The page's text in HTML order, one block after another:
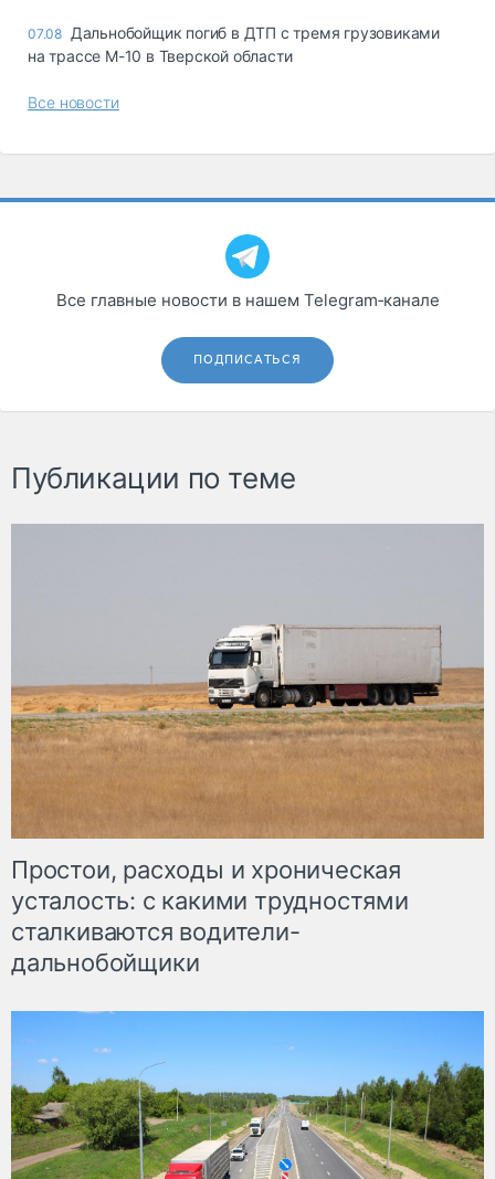
07.08 Дальнобойщик погиб в ДТП с тремя грузовиками
на трассе М-10 в Тверской области
Все новости
Все главные новости в нашем Telegram‑канале
ПОДПИСАТЬСЯ
Публикации по теме
Простои, расходы и хроническая
усталость: с какими трудностями
сталкиваются водители-
дальнобойщики